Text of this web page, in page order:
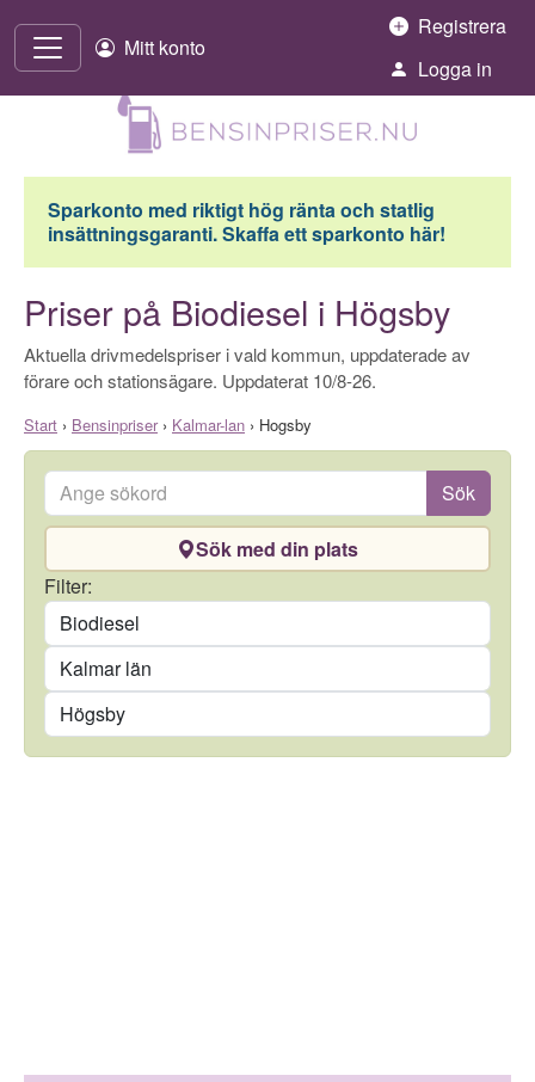
Mitt konto
Registrera
Logga in
Sparkonto med riktigt hög ränta och statlig
insättningsgaranti. Skaffa ett sparkonto här!
Priser på Biodiesel i Högsby
Aktuella drivmedelspriser i vald kommun, uppdaterade av
förare och stationsägare. Uppdaterat 10/8-26.
Start › Bensinpriser› Kalmar-lan › Hogsby
Ange sökord Sök
Sök med din plats
Filter:
Län
Kommun